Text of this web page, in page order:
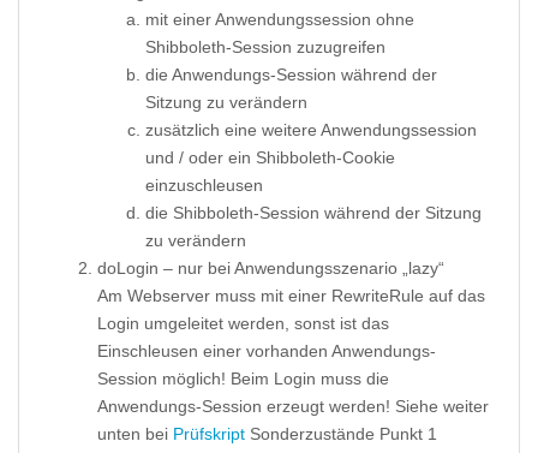
mit einer Anwendungssession ohne
Shibboleth-Session zuzugreifen
die Anwendungs-Session während der
Sitzung zu verändern
zusätzlich eine weitere Anwendungssession
und / oder ein Shibboleth-Cookie
einzuschleusen
die Shibboleth-Session während der Sitzung
zu verändern
doLogin – nur bei Anwendungsszenario „lazy“
Am Webserver muss mit einer RewriteRule auf das
Login umgeleitet werden, sonst ist das
Einschleusen einer vorhanden Anwendungs-
Session möglich! Beim Login muss die
Anwendungs-Session erzeugt werden! Siehe weiter
unten bei Prüfskript Sonderzustände Punkt 1